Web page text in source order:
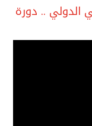
الدولي .. دورة